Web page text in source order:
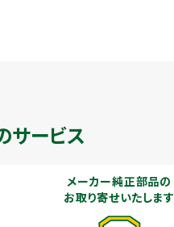
サービス
メーカー純正部品の
お取り寄せいたします